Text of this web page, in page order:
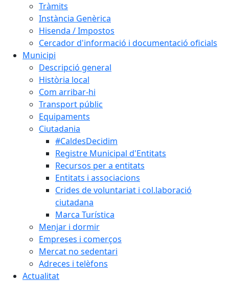
Tràmits
Instància Genèrica
Hisenda / Impostos
Cercador d'informació i documentació oficials
Municipi
Descripció general
Història local
Com arribar-hi
Transport públic
Equipaments
Ciutadania
#CaldesDecidim
Registre Municipal d'Entitats
Recursos per a entitats
Entitats i associacions
Crides de voluntariat i col.laboració
ciutadana
Marca Turística
Menjar i dormir
Empreses i comerços
Mercat no sedentari
Adreces i telèfons
Actualitat